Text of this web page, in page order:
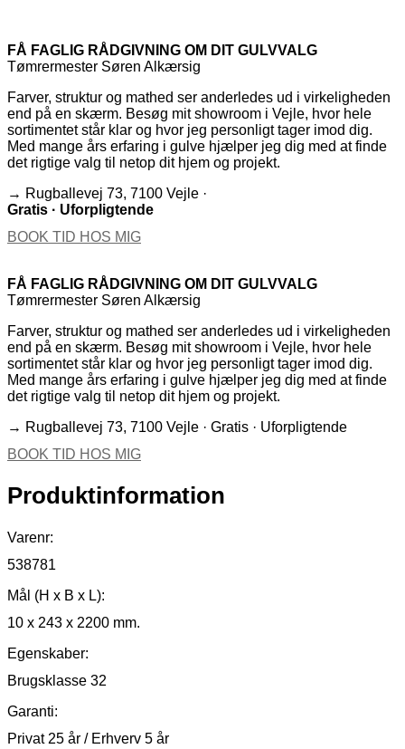
FÅ FAGLIG RÅDGIVNING OM DIT GULVVALG
Tømrermester Søren Alkærsig
Farver, struktur og mathed ser anderledes ud i virkeligheden
end på en skærm. Besøg mit showroom i Vejle, hvor hele
sortimentet står klar og hvor jeg personligt tager imod dig.
Med mange års erfaring i gulve hjælper jeg dig med at finde
det rigtige valg til netop dit hjem og projekt.
→ Rugballevej 73, 7100 Vejle ·
Gratis · Uforpligtende
BOOK TID HOS MIG
FÅ FAGLIG RÅDGIVNING OM DIT GULVVALG
Tømrermester Søren Alkærsig
Farver, struktur og mathed ser anderledes ud i virkeligheden
end på en skærm. Besøg mit showroom i Vejle, hvor hele
sortimentet står klar og hvor jeg personligt tager imod dig.
Med mange års erfaring i gulve hjælper jeg dig med at finde
det rigtige valg til netop dit hjem og projekt.
→ Rugballevej 73, 7100 Vejle · Gratis · Uforpligtende
BOOK TID HOS MIG
Produktinformation
Varenr:
538781
Mål (H x B x L):
10 x 243 x 2200 mm.
Egenskaber:
Brugsklasse 32
Garanti:
Privat 25 år / Erhverv 5 år